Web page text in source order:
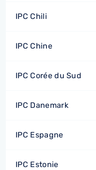
IPC Chili
IPC Chine
IPC Corée du Sud
IPC Danemark
IPC Espagne
IPC Estonie